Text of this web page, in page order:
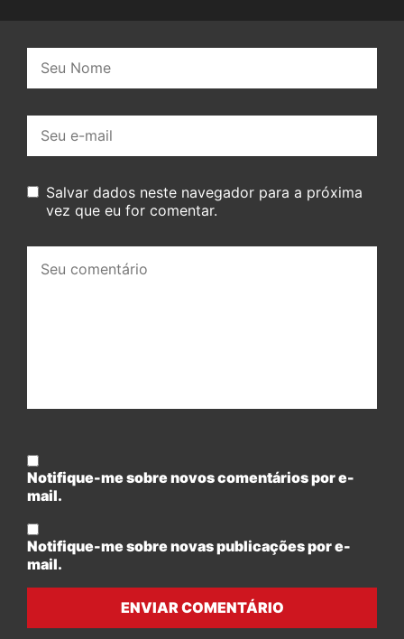
mail:
Salvar dados neste navegador para a próxima
vez que eu for comentar.
comentário:
Notifique-me sobre novos comentários por e-
mail.
Notifique-me sobre novas publicações por e-
mail.
ENVIAR COMENTÁRIO